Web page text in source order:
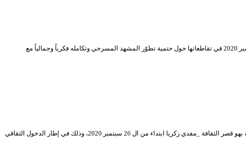
ارتبطت أوراق مداخلات ندوة “المنجز في المسرح الجزائري بعد 58 سنة.. أسئلة، تأملات ورهان…” المنعقدة بالمكتبة الوطنية الجزائري “الحامة” يوم الأحد 27 سبتمبر 2020 في تقاطعاتها حول حتمية تطوّر المشهد المسرحي وتكامله فكرياً وجمالياً مع
نظمت وزارة الثقافة والفنون بالتنسيق مع المسرح الوطني الجزائري “محي الدين بشطارزي”، معرضا للتصاميم السينوغرافية الخاصة بالعروض المسرحية، احتضنه بهو قصر الثقافة _مفدي زكريا ابتداء من ال 26 سبتمبر 2020، وذلك في إطار الدخول الثقافي